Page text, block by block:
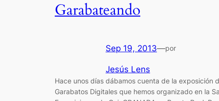
Garabateando
Sep 19, 2013—por
Jesús Lens
Hace unos días dábamos cuenta de la exposición
Garabatos Digitales que hemos organizado en la